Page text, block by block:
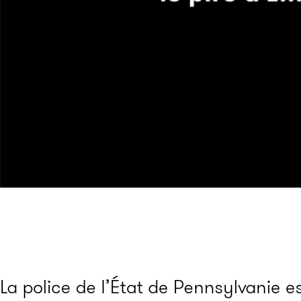
La police de l’État de Pennsylvanie